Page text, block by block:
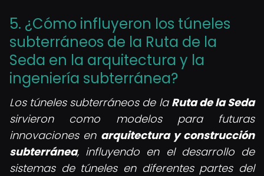
5. ¿Cómo influyeron los túneles
subterráneos de la Ruta de la
Seda en la arquitectura y la
ingeniería subterránea?
Los túneles subterráneos de la Ruta de la Seda
sirvieron como modelos para futuras
innovaciones en arquitectura y construcción
subterránea, influyendo en el desarrollo de
sistemas de túneles en diferentes partes del